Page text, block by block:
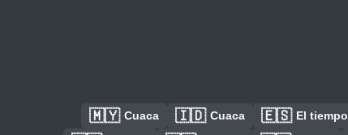
🇲🇾 Cuaca 🇮🇩 Cuaca 🇪🇸 El tiempo